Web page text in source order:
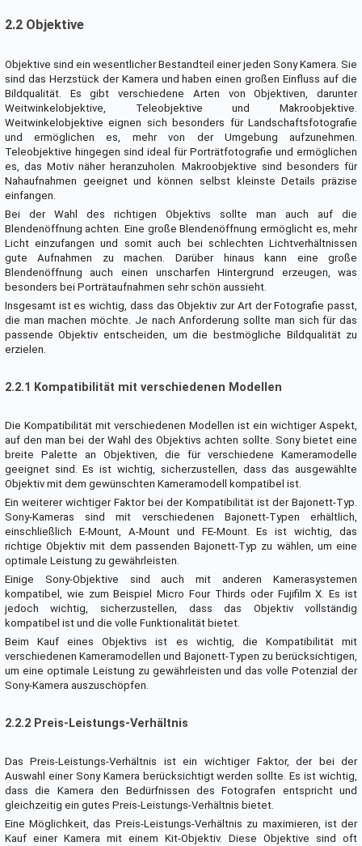
2.2 Objektive
Objektive sind ein wesentlicher Bestandteil einer jeden Sony Kamera. Sie
sind das Herzstück der Kamera und haben einen großen Einfluss auf die
Bildqualität. Es gibt verschiedene Arten von Objektiven, darunter
Weitwinkelobjektive, Teleobjektive und Makroobjektive.
Weitwinkelobjektive eignen sich besonders für Landschaftsfotografie
und ermöglichen es, mehr von der Umgebung aufzunehmen.
Teleobjektive hingegen sind ideal für Porträtfotografie und ermöglichen
es, das Motiv näher heranzuholen. Makroobjektive sind besonders für
Nahaufnahmen geeignet und können selbst kleinste Details präzise
einfangen.
Bei der Wahl des richtigen Objektivs sollte man auch auf die
Blendenöffnung achten. Eine große Blendenöffnung ermöglicht es, mehr
Licht einzufangen und somit auch bei schlechten Lichtverhältnissen
gute Aufnahmen zu machen. Darüber hinaus kann eine große
Blendenöffnung auch einen unscharfen Hintergrund erzeugen, was
besonders bei Porträtaufnahmen sehr schön aussieht.
Insgesamt ist es wichtig, dass das Objektiv zur Art der Fotografie passt,
die man machen möchte. Je nach Anforderung sollte man sich für das
passende Objektiv entscheiden, um die bestmögliche Bildqualität zu
erzielen.
2.2.1 Kompatibilität mit verschiedenen Modellen
Die Kompatibilität mit verschiedenen Modellen ist ein wichtiger Aspekt,
auf den man bei der Wahl des Objektivs achten sollte. Sony bietet eine
breite Palette an Objektiven, die für verschiedene Kameramodelle
geeignet sind. Es ist wichtig, sicherzustellen, dass das ausgewählte
Objektiv mit dem gewünschten Kameramodell kompatibel ist.
Ein weiterer wichtiger Faktor bei der Kompatibilität ist der Bajonett-Typ.
Sony-Kameras sind mit verschiedenen Bajonett-Typen erhältlich,
einschließlich E-Mount, A-Mount und FE-Mount. Es ist wichtig, das
richtige Objektiv mit dem passenden Bajonett-Typ zu wählen, um eine
optimale Leistung zu gewährleisten.
Einige Sony-Objektive sind auch mit anderen Kamerasystemen
kompatibel, wie zum Beispiel Micro Four Thirds oder Fujifilm X. Es ist
jedoch wichtig, sicherzustellen, dass das Objektiv vollständig
kompatibel ist und die volle Funktionalität bietet.
Beim Kauf eines Objektivs ist es wichtig, die Kompatibilität mit
verschiedenen Kameramodellen und Bajonett-Typen zu berücksichtigen,
um eine optimale Leistung zu gewährleisten und das volle Potenzial der
Sony-Kamera auszuschöpfen.
2.2.2 Preis-Leistungs-Verhältnis
Das Preis-Leistungs-Verhältnis ist ein wichtiger Faktor, der bei der
Auswahl einer Sony Kamera berücksichtigt werden sollte. Es ist wichtig,
dass die Kamera den Bedürfnissen des Fotografen entspricht und
gleichzeitig ein gutes Preis-Leistungs-Verhältnis bietet.
Eine Möglichkeit, das Preis-Leistungs-Verhältnis zu maximieren, ist der
Kauf einer Kamera mit einem Kit-Objektiv. Diese Objektive sind oft